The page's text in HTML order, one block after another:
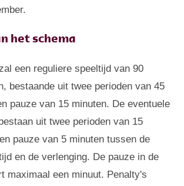
het schema
een reguliere speeltijd van 90
bestaande uit twee perioden van 45
pauze van 15 minuten. De eventuele
uit twee perioden van 15
pauze van 5 minuten tussen de
en de verlenging. De pauze in de
maximaal een minuut. Penalty's